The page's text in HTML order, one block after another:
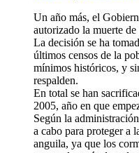
Un año más, el
autorizado la muerte
La decisión se ha
últimos censos de la
mínimos históricos, y
respalden.
En total se han
2005, año en que
Según la
a cabo para proteger a
anguila, ya que los